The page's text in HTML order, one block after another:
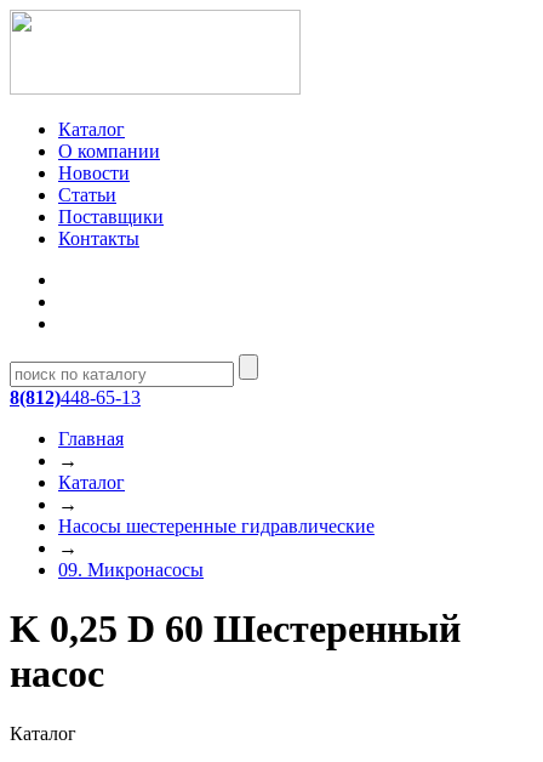
Каталог
О компании
Новости
Статьи
Поставщики
Контакты
8(812)448-65-13
Главная
→
Каталог
→
Насосы шестеренные гидравлические
→
09. Микронасосы
K 0,25 D 60 Шестеренный
насос
Каталог